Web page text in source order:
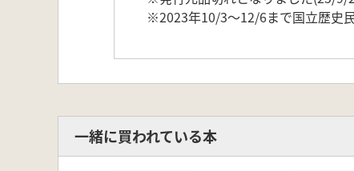
※2023年10/3～12/6まで国立歴史
一緒に買われている本